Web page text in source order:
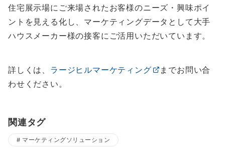
住宅展示場にご来場されたお客様のニーズ・興味ポイ
ントを見える化し、マーケティングデータとして大手
ハウスメーカー様の接客にご活用いただいています。
詳しくは、 ラージヒルマーケティング
までお問い合
わせください。
関連タグ
マーケティングソリューション